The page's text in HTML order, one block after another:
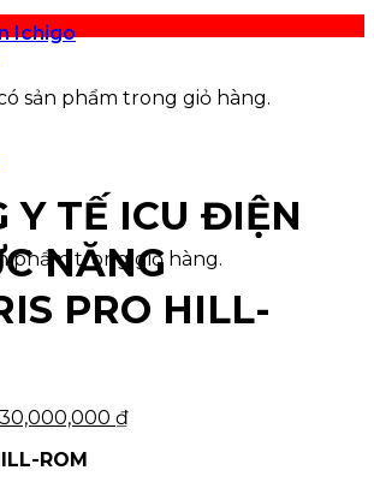
sản phẩm trong giỏ hàng.
phẩm trong giỏ hàng.
Y TẾ ICU ĐIỆN
NĂNG
PRO HILL-
₫Giá
ROM